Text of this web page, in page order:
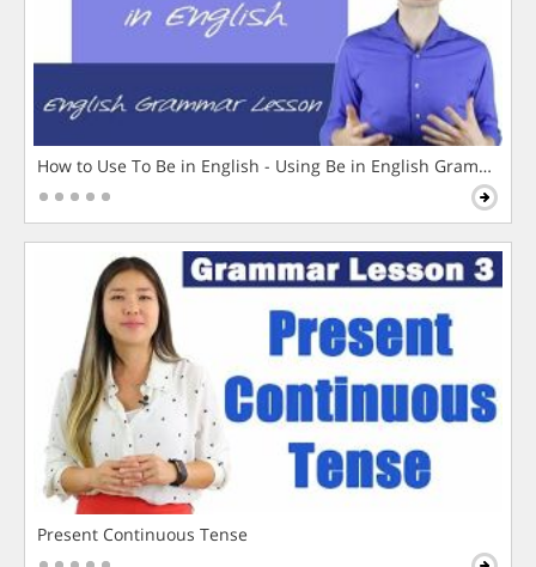
How to Use To Be in English - Using Be in English Grammar
Present Continuous Tense